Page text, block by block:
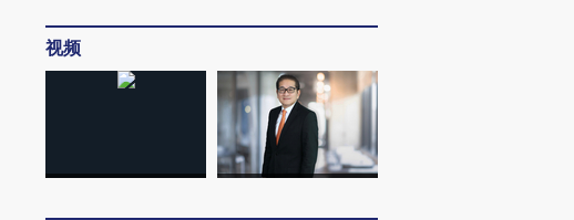
视频